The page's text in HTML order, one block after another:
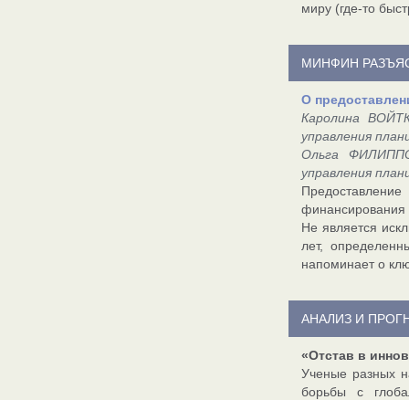
миру (где-то
МИНФИН
О
Каролина
управления
Ольга
управления
финансирования
Не является
лет,
напоминает о
АНАЛИЗ И
«Отстав в
Ученые разных
борьбы с